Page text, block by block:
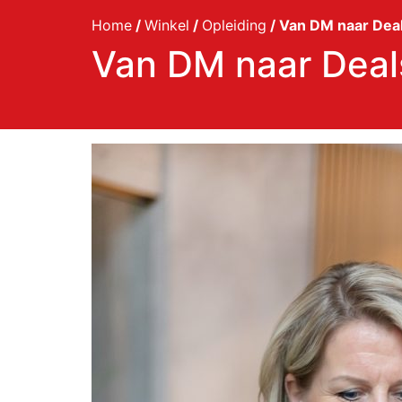
Home / Winkel / Opleiding / Van DM naar
Van DM naar